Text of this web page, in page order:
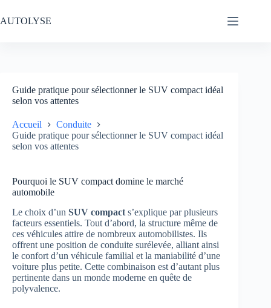
au
contenu
AUTOLYSE
Guide pratique pour sélectionner le SUV compact idéal
selon vos attentes
Accueil
Conduite
Guide pratique pour sélectionner le SUV compact idéal
selon vos attentes
Pourquoi le SUV compact domine le marché
automobile
Le choix d’un SUV compact s’explique par plusieurs
facteurs essentiels. Tout d’abord, la structure même de
ces véhicules attire de nombreux automobilistes. Ils
offrent une position de conduite surélevée, alliant ainsi
le confort d’un véhicule familial et la maniabilité d’une
voiture plus petite. Cette combinaison est d’autant plus
pertinente dans un monde moderne en quête de
polyvalence.